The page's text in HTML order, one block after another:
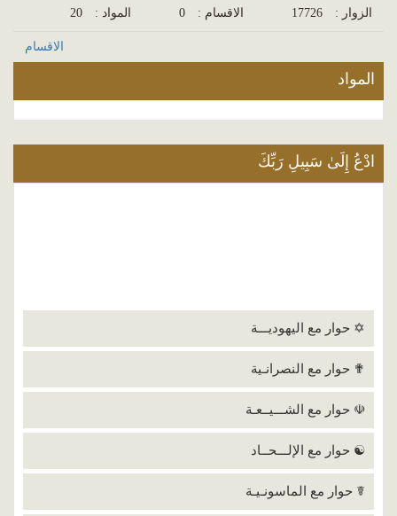
الزوار : 17726 الاقسام : 0 المواد : 20
الاقسام
المواد
ادْعُ إِلَىٰ سَبِيلِ رَبِّكَ
✡ حوار مع اليهوديـــة
✟ حوار مع النصرانـية
☫ حوار مع الشـــيــعـة
☯ حوار مع الإلـــحــاد
☤ حوار مع الماسونـيـة